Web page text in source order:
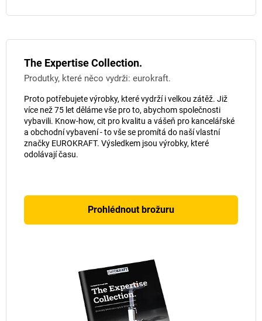
The Expertise Collection.
Produtky, které něco vydrži: eurokraft.
Proto potřebujete výrobky, které vydrží i velkou zátěž. Již
více než 75 let děláme vše pro to, abychom společnosti
vybavili. Know-how, cit pro kvalitu a vášeň pro kancelářské
a obchodní vybavení - to vše se promítá do naší vlastní
značky EUROKRAFT. Výsledkem jsou výrobky, které
odolávají času.
Prohlédnout brožuru